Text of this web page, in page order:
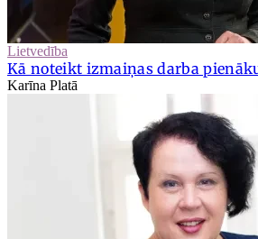
Lietvedība
Kā noteikt izmaiņas darba
Karīna Platā